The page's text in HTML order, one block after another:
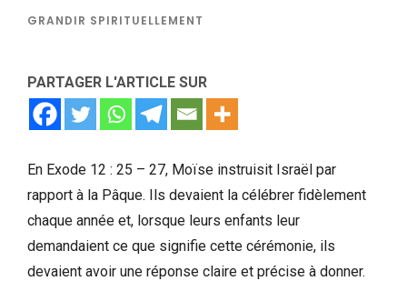
GRANDIR SPIRITUELLEMENT
PARTAGER L'ARTICLE SUR
En Exode 12 : 25 – 27, Moïse instruisit Israël par
rapport à la Pâque. Ils devaient la célébrer fidèlement
chaque année et, lorsque leurs enfants leur
demandaient ce que signifie cette cérémonie, ils
devaient avoir une réponse claire et précise à donner.